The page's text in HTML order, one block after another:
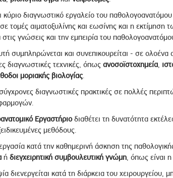
κύριο διαγνωστικό εργαλείο του
τομές αιματοξυλίνης και εωσίνης και η εκτίμηση
στις γνώσεις και την εμπειρία του
συμπληρώνεται και συνεπικουρείται - σε
διαγνωστικές τεχνικές, όπως ανοσοϊστοχημεία,
μοριακής βιολογίας.
διαγνωστικές πρακτικές σε πολλές
Εργαστήριοδιαθέτει τη δυνατότητα
μεθόδους.
κατά την καθημερινή άσκηση της
ή διεγχειρητική συμβουλευτική γνώμη, όπως είναι
διενεργείται κατά τη διάρκεια του χειρουργείου,